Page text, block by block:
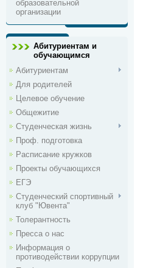
образовательной
организации
Абитуриентам и
обучающимся
Абитуриентам
Для родителей
Целевое обучение
Общежитие
Студенческая жизнь
Проф. подготовка
Расписание кружков
Проекты обучающихся
ЕГЭ
Студенческий спортивный
клуб "Ювента"
Толерантность
Пресса о нас
Информация о
противодействии коррупции